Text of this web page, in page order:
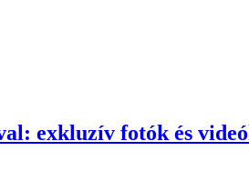
exkluzív fotók és